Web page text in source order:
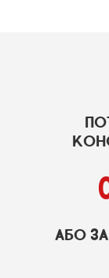
АБО